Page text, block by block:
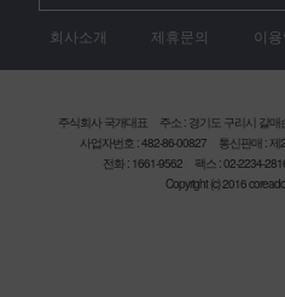
회사소개 제휴문의 이
주식회사 국개대표
주소 : 경기도 구리시 갈
사업자번호 : 482-86-00827
통신판매 : 제
전화 : 1661-9562
팩스 : 02-2234-
Copyright (c) 2016